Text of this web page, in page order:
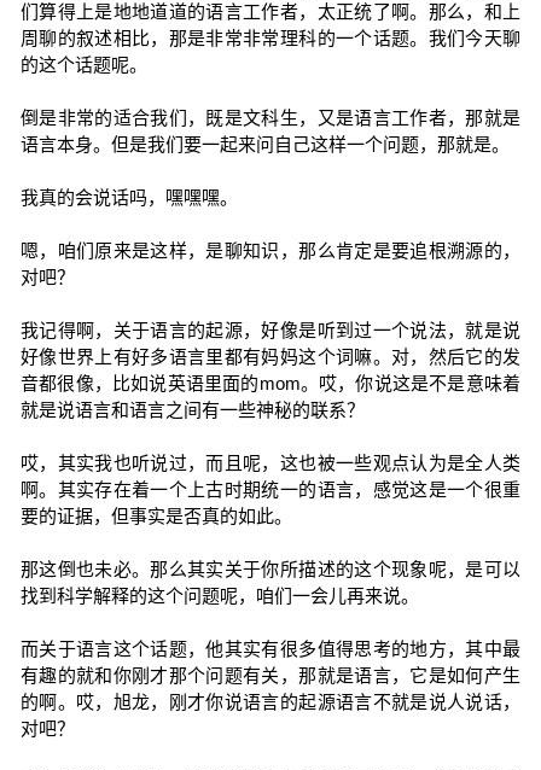
们算得上是地地道道的语言工作者，太正统了啊。那么，和上
周聊的叙述相比，那是非常非常理科的一个话题。我们今天聊
的这个话题呢。
倒是非常的适合我们，既是文科生，又是语言工作者，那就是
语言本身。但是我们要一起来问自己这样一个问题，那就是。
我真的会说话吗，嘿嘿嘿。
嗯，咱们原来是这样，是聊知识，那么肯定是要追根溯源的，
对吧？
我记得啊，关于语言的起源，好像是听到过一个说法，就是说
好像世界上有好多语言里都有妈妈这个词嘛。对，然后它的发
音都很像，比如说英语里面的mom。哎，你说这是不是意味着
就是说语言和语言之间有一些神秘的联系？
哎，其实我也听说过，而且呢，这也被一些观点认为是全人类
啊。其实存在着一个上古时期统一的语言，感觉这是一个很重
要的证据，但事实是否真的如此。
那这倒也未必。那么其实关于你所描述的这个现象呢，是可以
找到科学解释的这个问题呢，咱们一会儿再来说。
而关于语言这个话题，他其实有很多值得思考的地方，其中最
有趣的就和你刚才那个问题有关，那就是语言，它是如何产生
的啊。哎，旭龙，刚才你说语言的起源语言不就是说人说话，
对吧？